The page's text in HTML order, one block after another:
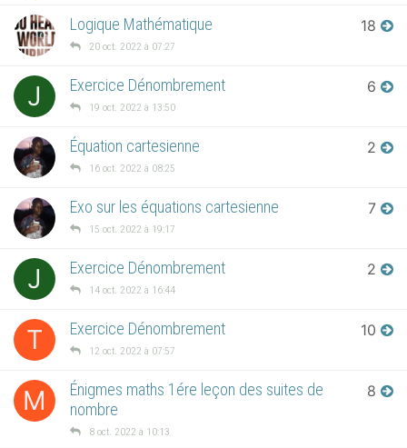
Logique Mathématique
20 oct. 2022 à 07:27
18
J Exercice Dénombrement
19 oct. 2022 à 13:50
6
Équation cartesienne
16 oct. 2022 à 08:25
2
Exo sur les équations cartesienne
15 oct. 2022 à 19:17
7
J Exercice Dénombrement
14 oct. 2022 à 16:44
2
T Exercice Dénombrement
12 oct. 2022 à 07:57
10
M
Énigmes maths 1ére leçon des suites de
nombre
8 oct. 2022 à 10:13
8